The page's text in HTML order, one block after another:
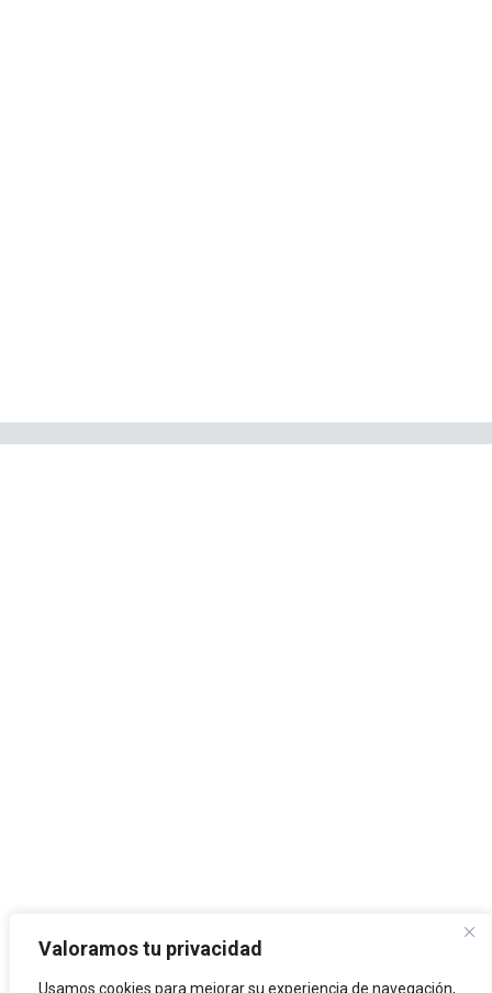
Valoramos tu privacidad
Usamos cookies para mejorar su experiencia de navegación,